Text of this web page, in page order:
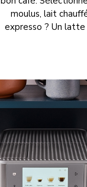
moulus, lait
expresso ? Un